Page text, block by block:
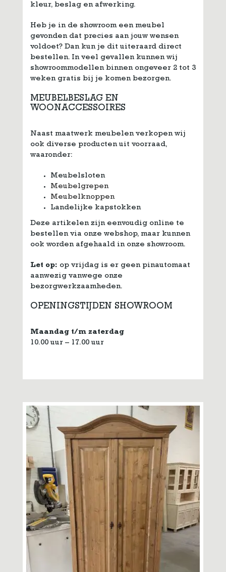
kleur, beslag en afwerking.
Heb je in de showroom een meubel
gevonden dat precies aan jouw wensen
voldoet? Dan kun je dit uiteraard direct
bestellen. In veel gevallen kunnen wij
showroommodellen binnen ongeveer 2 tot 3
weken gratis bij je komen bezorgen.
MEUBELBESLAG EN
WOONACCESSOIRES
Naast maatwerk meubelen verkopen wij
ook diverse producten uit voorraad,
waaronder:
Meubelsloten
Meubelgrepen
Meubelknoppen
Landelijke kapstokken
Deze artikelen zijn eenvoudig online te
bestellen via onze webshop, maar kunnen
ook worden afgehaald in onze showroom.
Let op: op vrijdag is er geen pinautomaat
aanwezig vanwege onze
bezorgwerkzaamheden.
OPENINGSTIJDEN SHOWROOM
Maandag t/m zaterdag
10.00 uur – 17.00 uur